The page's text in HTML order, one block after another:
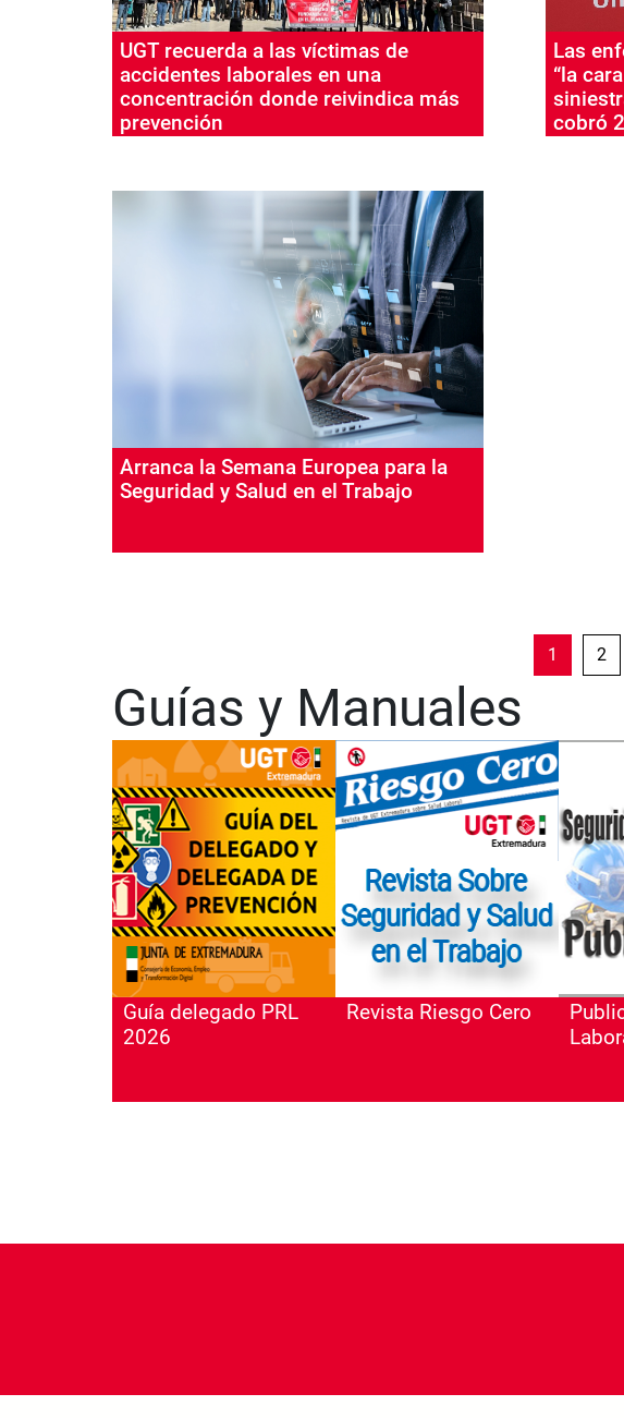
UGT recuerda a las víctimas de
accidentes laborales en una
concentración donde reivindica más
prevención
Las
“la
cobró
Arranca la Semana Europea para la
Seguridad y Salud en el Trabajo
PÁGINA
1 2
Guías y Manuales
Guía delegado PRL
2026
Revista Riesgo Cero